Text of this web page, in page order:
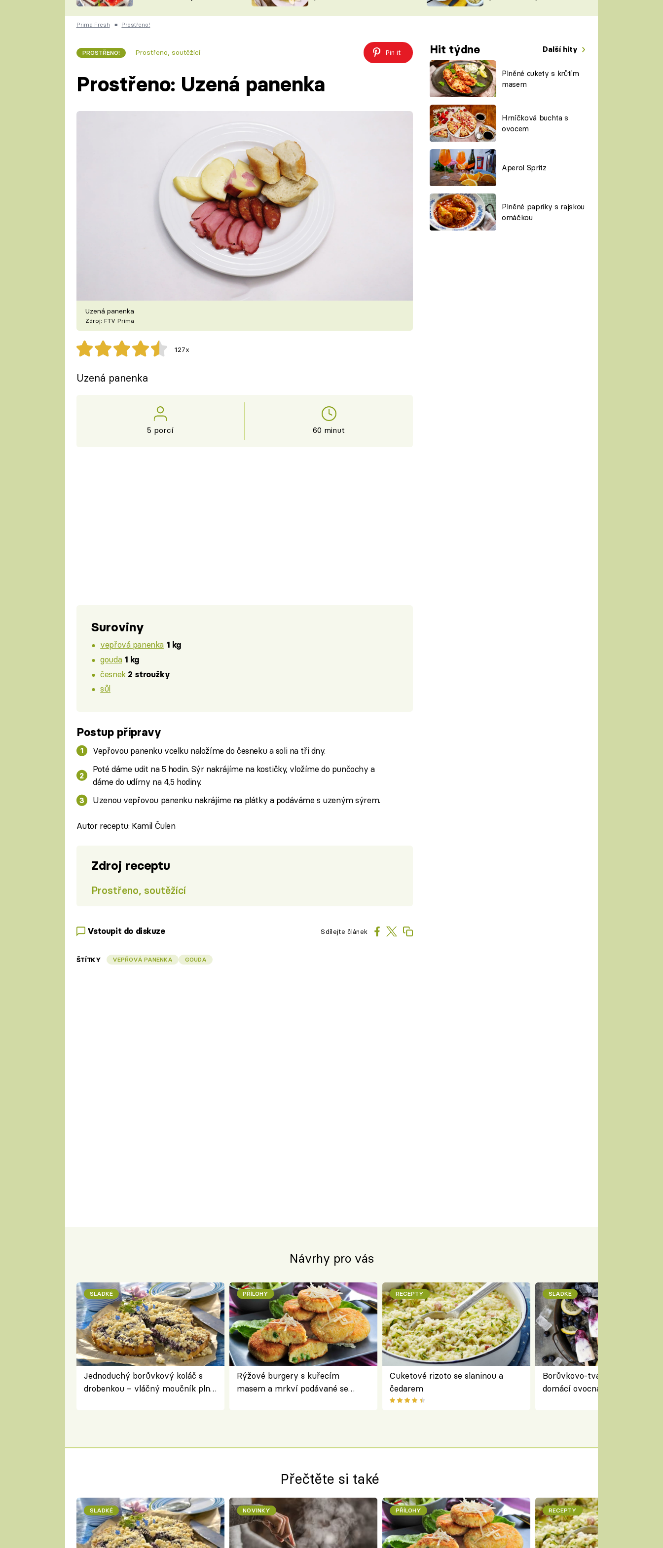
ČESKO NA TALÍŘI
KUCHAŘKA
VYCHYTÁVKY
ŠÉFREDAKTORKY
ČASOPIS
Prima Fresh ■ Prostřeno!
PROSTŘENO! Prostřeno, soutěžící Pin it Hit týdne Další hity
Plněné cukety s krůtím
masem
Hrníčková buchta s
ovocem
Aperol Spritz
Plněné papriky s rajskou
omáčkou
Prostřeno: Uzená panenka
Uzená panenka
Zdroj: FTV Prima
127x
Uzená panenka
5 porcí 60 minut
Suroviny
vepřová panenka 1 kg
gouda 1 kg
česnek 2 stroužky
sůl
Postup přípravy
Vepřovou panenku vcelku naložíme do česneku a soli na tři dny.
Poté dáme udit na 5 hodin. Sýr nakrájíme na kostičky, vložíme do punčochy a
dáme do udírny na 4,5 hodiny.
Uzenou vepřovou panenku nakrájíme na plátky a podáváme s uzeným sýrem.
Autor receptu: Kamil Čulen
Zdroj receptu
Prostřeno, soutěžící
Vstoupit do diskuze Sdílejte článek
ŠTÍTKY VEPŘOVÁ PANENKA GOUDA
Návrhy pro vás
SLADKÉ
Jednoduchý borůvkový koláč s
drobenkou – vláčný moučník plný
PŘÍLOHY
Rýžové burgery s kuřecím
masem a mrkví podávané se
RECEPTY
Cuketové rizoto se slaninou a
čedarem
SLADKÉ
Borůvkovo-tvarohové nanuky
domácí ovocná zmrzlina na
Přečtěte si také
SLADKÉ NOVINKY PŘÍLOHY RECEPTY